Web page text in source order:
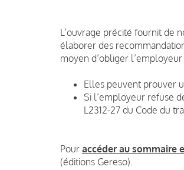
L’ouvrage précité fournit de
élaborer des
moyen d’obliger l’employeur
Elles peuvent prouver
Si l’employeur refuse
L2312-27 du Code du
Pour accéder au sommaire
(éditions Gereso).